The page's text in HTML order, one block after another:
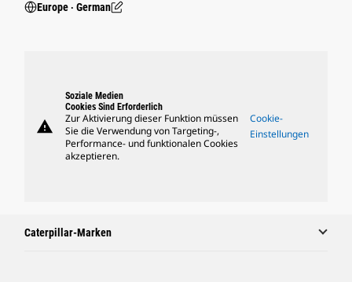
Europe ‧ German
warning
Soziale Medien
Cookies Sind Erforderlich
Zur Aktivierung dieser Funktion müssen
Sie die Verwendung von Targeting-,
Performance- und funktionalen Cookies
akzeptieren.
Cookie-
Einstellungen
Caterpillar-Marken